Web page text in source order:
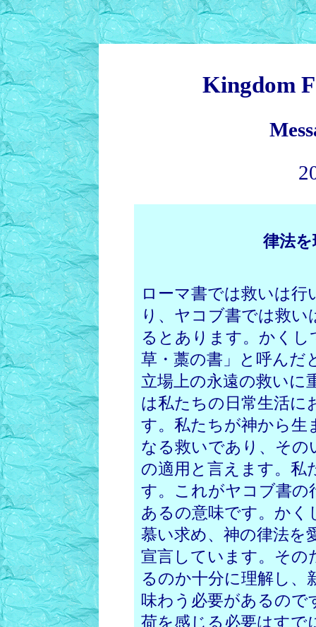
Kingdom
律法
ローマ書では救いは
り、ヤコブ書では救
るとあります。かく
草・藁の書」と呼んだ
立場上の永遠の救いに
は私たちの日常生活に
す。私たちが神から生
なる救いであり、そ
の適用と言えます。私
す。これがヤコブ書の
あるの意味です。かく
慕い求め、神の律法を
宣言しています。その
るのか十分に理解し、
味わう必要があるので
荷を感じる必要はすで